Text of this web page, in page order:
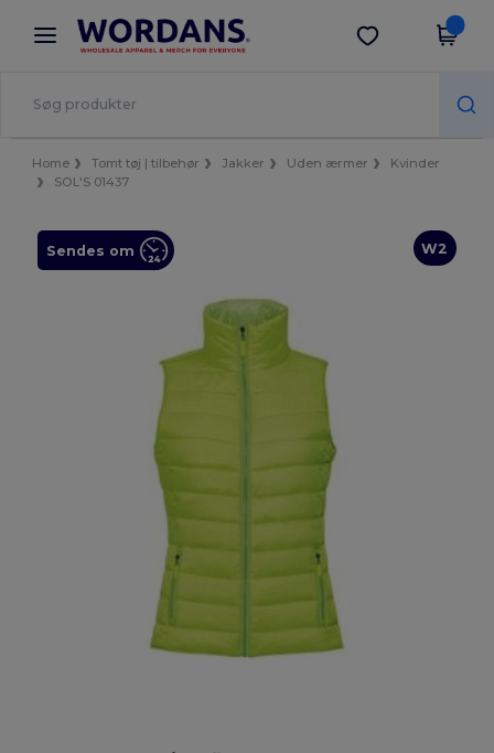
× Wordans-app
Bedre priser i appen!
Hent app
Home Tomt tøj | tilbehør Jakker Uden ærmer
Kvinder
SOL'S 01437
W2
Sendes om